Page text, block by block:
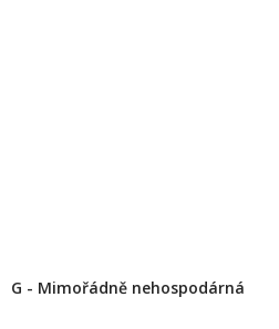
G - Mimořádně nehospodárná